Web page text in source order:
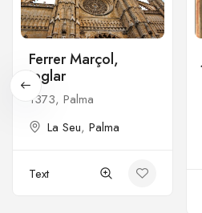
Ferrer Marçol,
joglar
1373, Palma
La Seu, Palma
Text